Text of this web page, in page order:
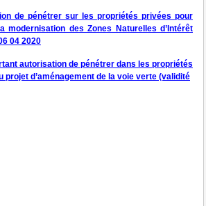
de pénétrer sur les propriétés privées pour
des Zones Naturelles d’Intérêt
04 2020
autorisation de pénétrer dans les propriétés
d’aménagement de la voie verte (validité